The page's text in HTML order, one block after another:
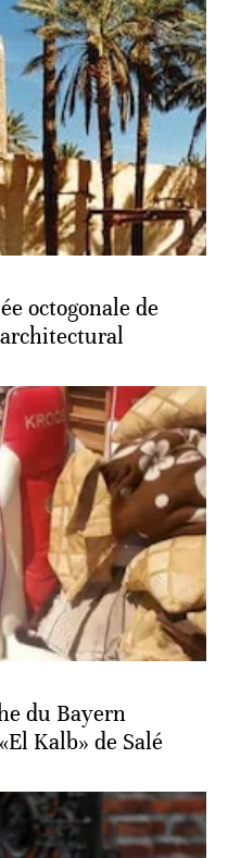
octogonale de
du Bayern
Kalb» de Salé